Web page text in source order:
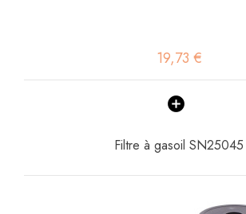
19,73 €
Filtre à gasoil SN25045